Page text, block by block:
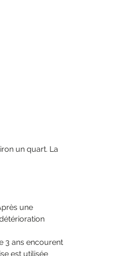
un quart. La
une
3 ans encourent
est utilisée